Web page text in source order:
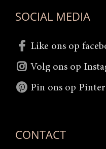
SOCIAL MEDIA
Like ons op
Volg ons op
Pin ons op
CONTACT